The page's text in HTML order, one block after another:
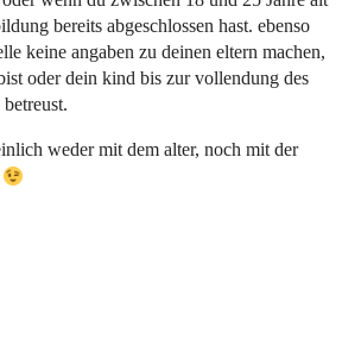
bereits abgeschlossen hast. ebenso
keine angaben zu deinen eltern machen,
oder dein kind bis zur vollendung des
weder mit dem alter, noch mit der